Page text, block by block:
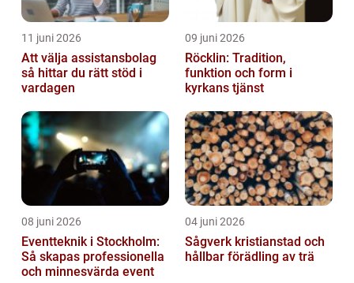
11 juni 2026
Att välja assistansbolag
så hittar du rätt stöd i
vardagen
09 juni 2026
Röcklin: Tradition,
funktion och form i
kyrkans tjänst
08 juni 2026
Eventteknik i Stockholm:
Så skapas professionella
och minnesvärda event
04 juni 2026
Sågverk kristianstad och
hållbar förädling av trä